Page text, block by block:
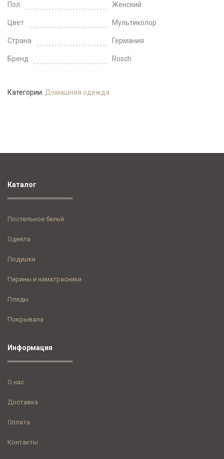
Пол Женский
Цвет Мультиколор
Страна Германия
Бренд Rosch
Категории: Домашняя одежда
Каталог
Постельное бельё
Одеяла
Подушки
Перины и наматрасники
Пледы
Покрывала
Информация
О нас
Доставка
Оплата
Контакты